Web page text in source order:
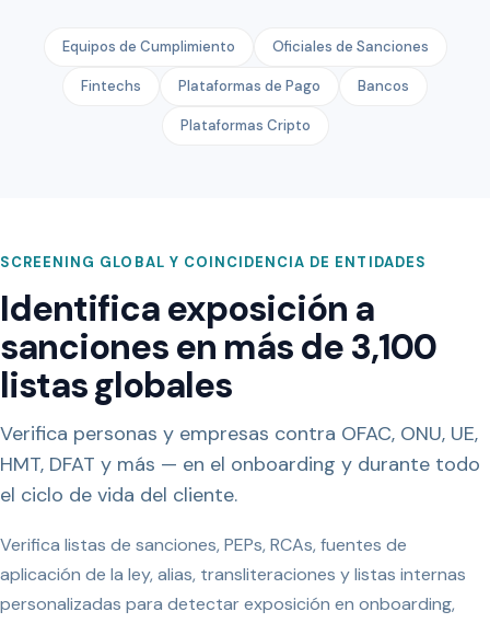
Equipos de Cumplimiento Oficiales de Sanciones
Fintechs Plataformas de Pago Bancos
Plataformas Cripto
SCREENING GLOBAL Y COINCIDENCIA DE ENTIDADES
Identifica exposición a
sanciones en más de 3,100
listas globales
Verifica personas y empresas contra OFAC, ONU, UE,
HMT, DFAT y más — en el onboarding y durante todo
el ciclo de vida del cliente.
Verifica listas de sanciones, PEPs, RCAs, fuentes de
aplicación de la ley, alias, transliteraciones y listas internas
personalizadas para detectar exposición en onboarding,